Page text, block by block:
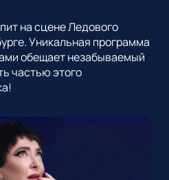
на сцене Ледового
Уникальная программа
обещает незабываемый
частью этого